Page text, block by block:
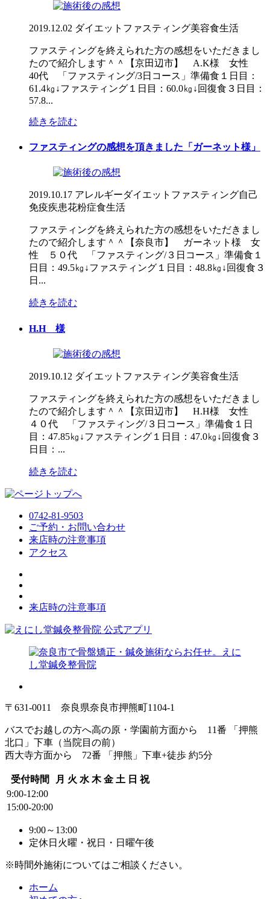
2019.12.02 ダイエット ファスティング美容食生活
ファスティングを終えられた方の感想をいただきまし
たので紹介します＾＾【京田辺市】 A.K様 女性
40代 「ファスティング/3日コース」準備食１日目：
61.4㎏↓ファスティング１日目：60.0㎏↓回復食３日目：
57.8...
続きを読む
ファスティングの感想を頂きました「ガーネット様」
2019.10.17 アレルギーダイエット ファスティング自己
免疫疾患花粉症食生活
ファスティングを終えられた方の感想をいただきまし
たので紹介します＾＾【奈良市】 ガーネット様 女
性 ５０代 「ファスティング/３日コース」準備食１
日目：49.5㎏↓ファスティング１日目：48.8㎏↓回復食３
日...
続きを読む
H.H 様
2019.10.12 ダイエット ファスティング美容食生活
ファスティングを終えられた方の感想をいただきまし
たので紹介します＾＾【京田辺市】 H.H様 女性
４０代 「ファスティング/３日コース」準備食１日
目：47.85㎏↓ファスティング１日目：47.0㎏↓回復食３
日目：...
続きを読む
0742-81-9503
ご予約・お問い合わせ
来店時の注意事項
アクセス
来店時の注意事項
〒631-0011 奈良県奈良市押熊町1104-1
バスでお越しの方へ高の原・学園前方面から 11番 「押熊
北口」下車（当院目の前）
西大寺方面から 72番 「押熊」下車+徒歩 約5分
受付時間 月 火 水 木 金 土 日 祝
9:00-12:00
15:00-20:00
9:00～13:00
定休日 火曜・祝日・日曜午後
※時間外施術についてはご相談ください。
ホーム